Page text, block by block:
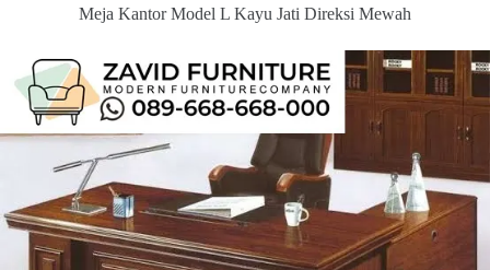
Meja Kantor Model L Kayu Jati Direksi Mewah